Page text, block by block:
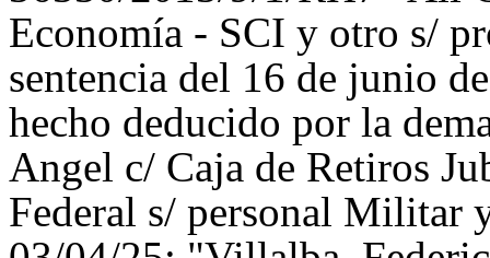
Economía - SCI y otro s/
sentencia del 16 de junio
hecho deducido por la
Angel c/ Caja de Retiros
Federal s/ personal Militar